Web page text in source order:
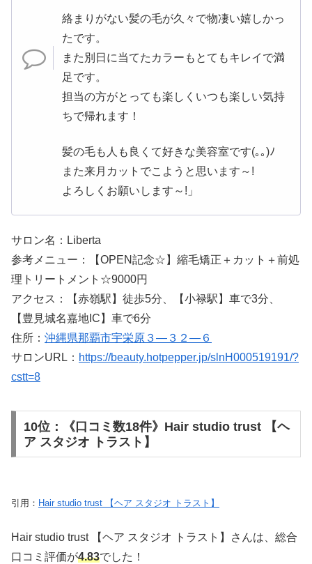
絡まりがない髪の毛が久々で物凄い嬉しかっ
たです。
また別日に当てたカラーもとてもキレイで満
足です。
担当の方がとっても楽しくいつも楽しい気持
ちで帰れます！
髪の毛も人も良くて好きな美容室です(｡｡)ﾉ
また来月カットでこようと思います～!
よろしくお願いします～!」
サロン名：Liberta
参考メニュー：【OPEN記念☆】縮毛矯正＋カット＋前処
理トリートメント☆9000円
アクセス：【赤嶺駅】徒歩5分、【小禄駅】車で3分、
【豊見城名嘉地IC】車で6分
住所： 沖縄県那覇市宇栄原３―３２―６
サロンURL： https://beauty.hotpepper.jp/slnH000519191/?
cstt=8
10位：《口コミ数18件》Hair studio trust 【ヘ
ア スタジオ トラスト】
引用： Hair studio trust 【ヘア スタジオ トラスト】
Hair studio trust 【ヘア スタジオ トラスト】さんは、総合
口コミ評価が4.83でした！